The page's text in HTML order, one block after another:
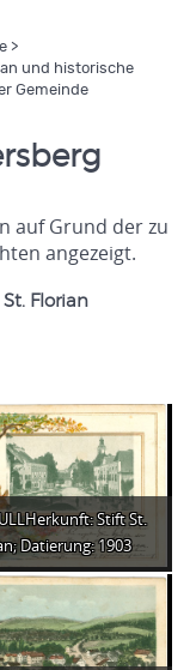
>
und historische
Gemeinde
auf Grund der zu
angezeigt.
Florian
Stift St.
Datierung: 1903